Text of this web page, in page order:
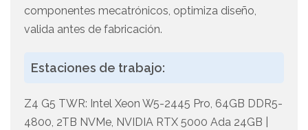
componentes mecatrónicos, optimiza diseño,
valida antes de fabricación.
Estaciones de trabajo:
Z4 G5 TWR: Intel Xeon W5-2445 Pro, 64GB DDR5-
4800, 2TB NVMe, NVIDIA RTX 5000 Ada 24GB |